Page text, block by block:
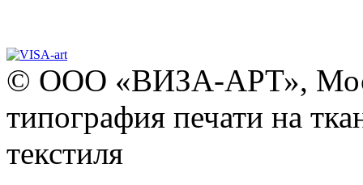
© ООО «ВИЗА-АРТ»,
типография печати на
текстиля